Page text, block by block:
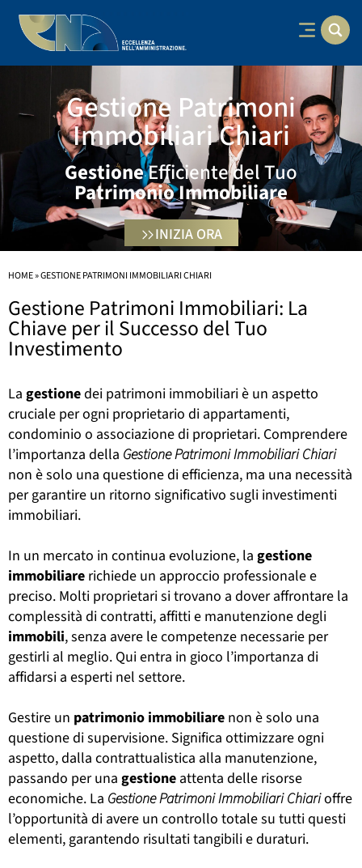
Gestione Patrimoni
Immobiliari Chiari
GestioneEfficiente del Tuo
PatrimonioImmobiliare
INIZIA ORA
HOME»GESTIONE PATRIMONI IMMOBILIARI CHIARI
Gestione Patrimoni Immobiliari: La
Chiave per il Successo del Tuo
Investimento
La gestionedei patrimoni immobiliari è un aspetto
cruciale per ogni proprietario di appartamenti,
condominio o associazione di proprietari. Comprendere
l’importanza della Gestione Patrimoni Immobiliari Chiari
non è solo una questione di efficienza, ma una necessità
per garantire un ritorno significativo sugli investimenti
immobiliari.
In un mercato in continua evoluzione, la gestione
immobiliare richiede un approccio professionale e
preciso. Molti proprietari si trovano a dover affrontare la
complessità di contratti, affitti e manutenzione degli
immobili, senza avere le competenze necessarie per
gestirli al meglio. Qui entra in gioco l’importanza di
affidarsi a esperti nel settore.
Gestire un patrimonio immobiliare non è solo una
questione di supervisione. Significa ottimizzare ogni
aspetto, dalla contrattualistica alla manutenzione,
passando per una gestione attenta delle risorse
economiche. La Gestione Patrimoni Immobiliari Chiarioffre
l’opportunità di avere un controllo totale su tutti questi
elementi, garantendo risultati tangibili e duraturi.